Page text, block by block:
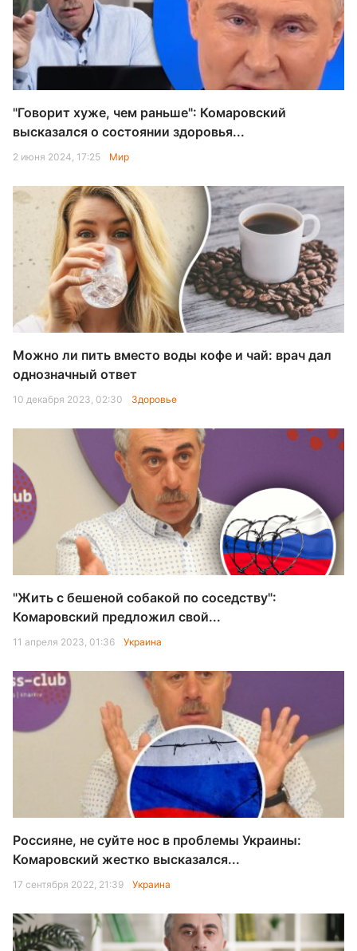
"Говорит хуже, чем раньше": Комаровский
высказался о состоянии здоровья...
2 июня 2024, 17:25 Мир
Можно ли пить вместо воды кофе и чай: врач дал
однозначный ответ
10 декабря 2023, 02:30 Здоровье
"Жить с бешеной собакой по соседству":
Комаровский предложил свой...
11 апреля 2023, 01:36 Украина
Россияне, не суйте нос в проблемы Украины:
Комаровский жестко высказался...
17 сентября 2022, 21:39 Украина